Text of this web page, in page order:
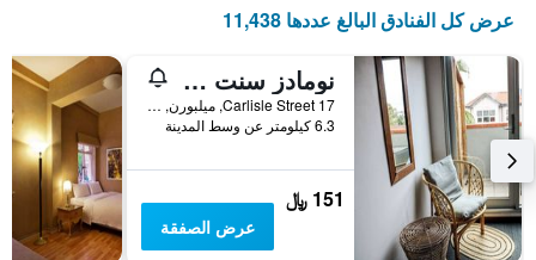
عرض كل الفنادق البالغ عددها 11,438
نومادز سنت كيلدا هوستل
17 Carlisle Street, ميلبورن, VIC, أستراليا
6.3 كيلومتر عن وسط المدينة
151 ﷼
عرض الصفقة